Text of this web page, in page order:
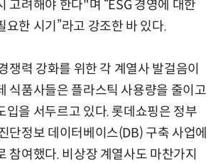
고려해야 한다"며 “ESG 경영에 대한
요한 시기”라고 강조한 바 있다.
쟁력 강화를 위한 각 계열사 발걸음이
식품사들은 플라스틱 사용량을 줄이고
입을 서두르고 있다. 롯데쇼핑은 정부
단정보 데이터베이스(DB) 구축 사업에
참여했다. 비상장 계열사도 마찬가지